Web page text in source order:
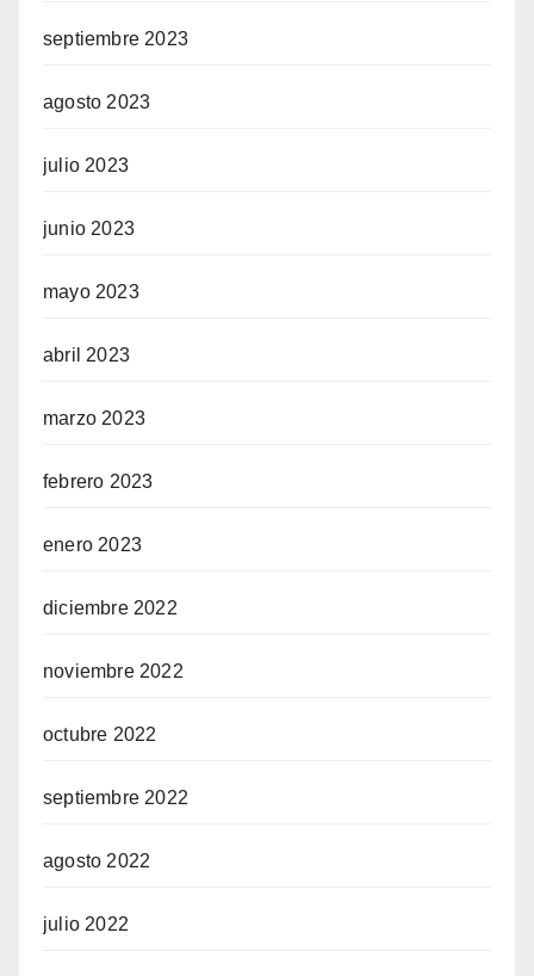
septiembre 2023
agosto 2023
julio 2023
junio 2023
mayo 2023
abril 2023
marzo 2023
febrero 2023
enero 2023
diciembre 2022
noviembre 2022
octubre 2022
septiembre 2022
agosto 2022
julio 2022